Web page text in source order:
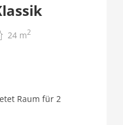
24 m2
Raum für 2